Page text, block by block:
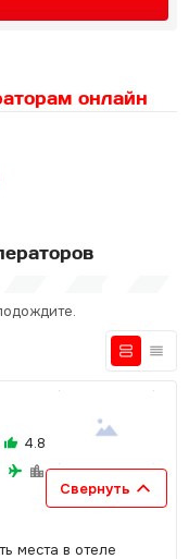
онлайн
4.8
Свернуть
места в отеле